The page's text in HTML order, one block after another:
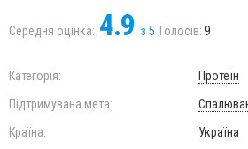
Середня оцінка: 4.9 з 5 Голосів: 9
Категорія:
Протеїн
Підтримувана мета:
Країна:
Україна